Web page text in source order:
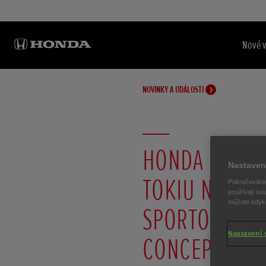
Nové
NOVINKY A UDÁLOSTI
HONDA
TOKIU NOVÉ
SPORTOVNÍ
CONCEPT
používají
můžete
Nastavení